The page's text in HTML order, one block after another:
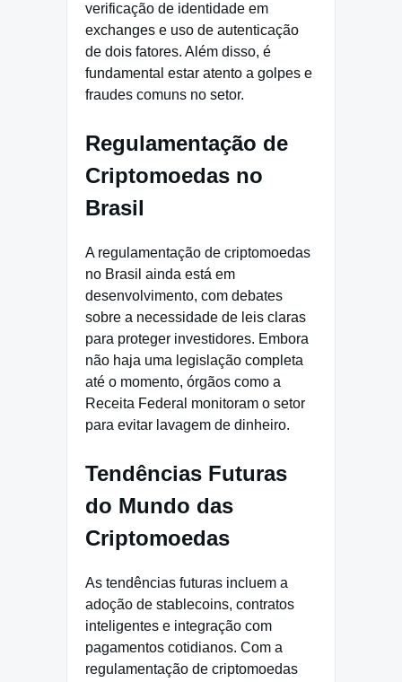
verificação de identidade em
exchanges e uso de autenticação
de dois fatores. Além disso, é
fundamental estar atento a golpes e
fraudes comuns no setor.
Regulamentação de
Criptomoedas no
Brasil
A regulamentação de criptomoedas
no Brasil ainda está em
desenvolvimento, com debates
sobre a necessidade de leis claras
para proteger investidores. Embora
não haja uma legislação completa
até o momento, órgãos como a
Receita Federal monitoram o setor
para evitar lavagem de dinheiro.
Tendências Futuras
do Mundo das
Criptomoedas
As tendências futuras incluem a
adoção de stablecoins, contratos
inteligentes e integração com
pagamentos cotidianos. Com a
regulamentação de criptomoedas